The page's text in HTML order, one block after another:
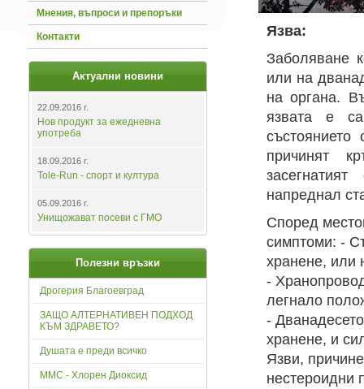
Мнения, въпроси и препоръки
Контакти
Актуални новини
22.09.2016 г.
Нов продукт за ежедневна
употреба
18.09.2016 г.
Tole-Run - спорт и култура
05.09.2016 г.
Унищожават посеви с ГМО
Полезни връзки
Дрогерия Благоевград
ЗАЩО АЛТЕРНАТИВЕН ПОДХОД
КЪМ ЗДРАВЕТО?
Душата е преди всичко
ММС - Хлорен Диоксид
Язва:
Заболяване
или на
на органа.
язвата е
причинят
напреднал
Според
симптоми: -
хранене, или
-
легнало
-
хранене, и
Язви,
нестероидни